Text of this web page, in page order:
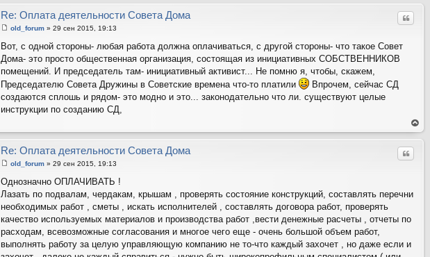
Re: Оплата деятельности Совета Дома
о
о
б
щ
е
н
е
old_forum » 29 сен 2015, 19:13
Вот, с одной стороны- любая работа должна оплачиваться, с другой стороны- что такое Совет
Дома- это просто общественная организация, состоящая из инициативных СОБСТВЕННИКОВ
помещений. И председатель там- инициативный активист... Не помню я, чтобы, скажем,
Председателю Совета Дружины в Советские времена что-то платили
Впрочем, сейчас СД
создаются сплошь и рядом- это модно и это... законодательно что ли. существуют целые
инструкции по созданию СД,
на
Re: Оплата деятельности Совета Дома
о
о
б
щ
е
н
и
е
old_forum » 29 сен 2015, 19:13
Однозначно ОПЛАЧИВАТЬ !
Лазать по подвалам, чердакам, крышам , проверять состояние конструкций, составлять перечни
необходимых работ , сметы , искать исполнителей , составлять договора работ, проверять
качество используемых материалов и производства работ ,вести денежные расчеты , отчеты по
расходам, всевозможные согласования и многое чего еще - очень большой объем работ,
выполнять работу за целую управляющую компанию не то-что каждый захочет , но даже если и